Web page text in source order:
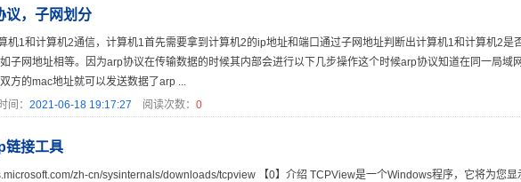
议，子网划分
机1和计算机2通信，计算机1首先需要拿到计算机2的ip地址和端口通过子网地址判断出计算机1和计算机2是
子网地址相等。因为arp协议在传输数据的时候其内部会进行以下几步操作这个时候arp协议知道在同一局域网
方的mac地址就可以发送数据了arp ...
： 2021-06-18 19:17:27 阅读次数： 0
接工具
zh-cn/sysinternals/downloads/tcpview 【0】介绍 TCPView是一个Windows程序，它将为您显